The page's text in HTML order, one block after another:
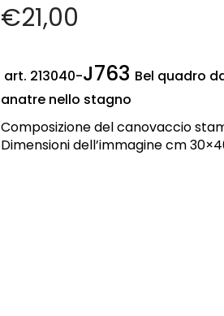
€21,00
art. 213040-J763 Bel quadro
anatre nello stagno
Composizione del canovaccio
Dimensioni dell’immagine cm